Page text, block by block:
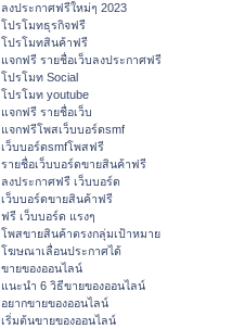
ลงประกาศฟรีใหม่ๆ 2023
โปรโมทธุรกิจฟรี
โปรโมทสินค้าฟรี
แจกฟรี รายชื่อเว็บลงประกาศฟรี
โปรโมท Social
โปรโมท youtube
แจกฟรี รายชื่อเว็บ
แจกฟรีโพสเว็บบอร์ดsmf
เว็บบอร์ดsmfโพสฟรี
รายชื่อเว็บบอร์ดขายสินค้าฟรี
ลงประกาศฟรี เว็บบอร์ด
เว็บบอร์ดขายสินค้าฟรี
ฟรี เว็บบอร์ด แรงๆ
โพสขายสินค้าตรงกลุ่มเป้าหมาย
โฆษณาเลื่อนประกาศได้
ขายของออนไลน์
แนะนำ 6 วิธีขายของออนไลน์
อยากขายของออนไลน์
เริ่มต้นขายของออนไลน์